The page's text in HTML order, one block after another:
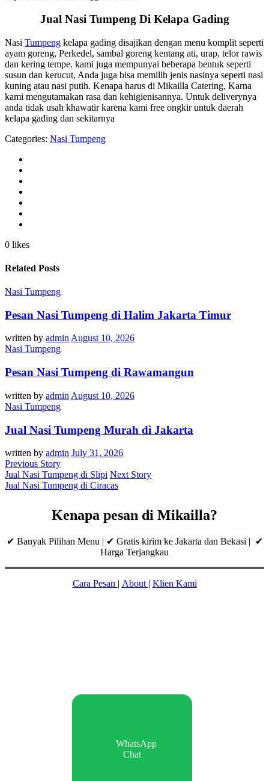
Jual Nasi Tumpeng Di Kelapa Gading
Nasi Tumpeng kelapa gading disajikan dengan menu komplit seperti
ayam goreng, Perkedel, sambal goreng kentang ati, urap, telor rawis
dan kering tempe. kami juga mempunyai beberapa bentuk seperti
susun dan kerucut, Anda juga bisa memilih jenis nasinya seperti nasi
kuning atau nasi putih. Kenapa harus di Mikailla Catering, Karna
kami mengutamakan rasa dan kehigienisannya. Untuk deliverynya
anda tidak usah khawatir karena kami free ongkir untuk daerah
kelapa gading dan sekitarnya
Categories: Nasi Tumpeng
0 likes
Related Posts
Nasi Tumpeng
Pesan Nasi Tumpeng di Halim Jakarta Timur
written by adminAugust 10, 2026
Nasi Tumpeng
Pesan Nasi Tumpeng di Rawamangun
written by admin August 10, 2026
Nasi Tumpeng
Jual Nasi Tumpeng Murah di Jakarta
written by admin July 31, 2026
Previous Story
Jual Nasi Tumpeng di Slipi Next Story
Jual Nasi Tumpeng di Ciracas
Kenapa pesan di Mikailla?
✔ Banyak Pilihan Menu | ✔ Gratis kirim ke Jakarta dan Bekasi | ✔
Harga Terjangkau
Cara Pesan | About | Klien Kami
WhatsApp
Chat